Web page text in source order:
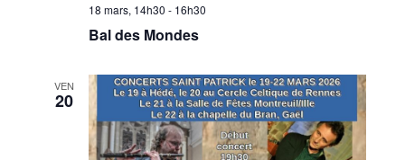
18 mars, 14h30 - 16h30
Bal des Mondes
VEN
20